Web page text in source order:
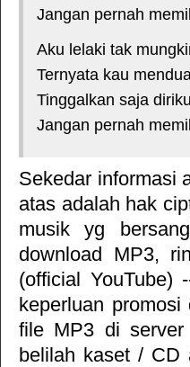
Jangan pernah
Aku lelaki tak
Ternyata kau
Tinggalkan saja
Jangan pernah
Sekedar informasi
atas adalah hak
musik yg
download MP3,
(official YouTube)
keperluan
file MP3 di
belilah kaset / CD